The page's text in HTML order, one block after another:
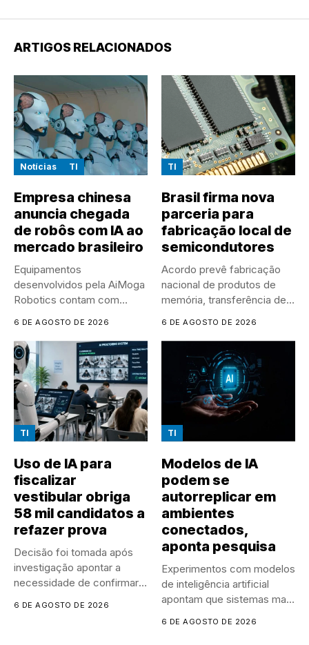
ARTIGOS RELACIONADOS
Notícias TI
Empresa chinesa
anuncia chegada
de robôs com IA ao
mercado brasileiro
Equipamentos
desenvolvidos pela AiMoga
Robotics contam com
6 DE AGOSTO DE 2026
TI
Brasil firma nova
parceria para
fabricação local de
semicondutores
Acordo prevê fabricação
nacional de produtos de
memória, transferência de
6 DE AGOSTO DE 2026
TI
Uso de IA para
fiscalizar
vestibular obriga
58 mil candidatos a
refazer prova
Decisão foi tomada após
investigação apontar a
necessidade de confirmar o
6 DE AGOSTO DE 2026
TI
Modelos de IA
podem se
autorreplicar em
ambientes
conectados,
aponta pesquisa
Experimentos com modelos
de inteligência artificial
apontam que sistemas mais
6 DE AGOSTO DE 2026